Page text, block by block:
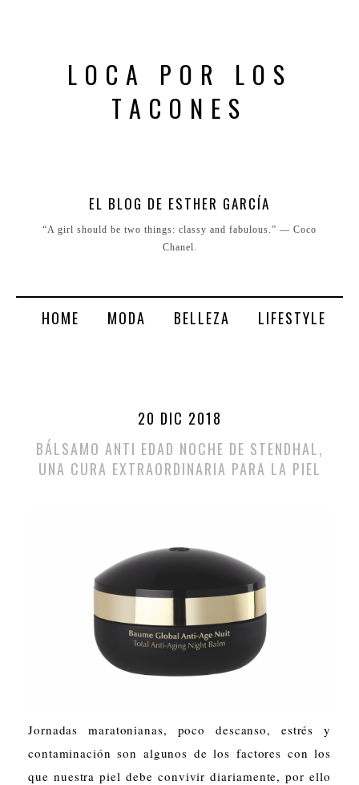
LOCA POR LOS
TACONES
EL BLOG DE ESTHER GARCÍA
“A girl should be two things: classy and fabulous.” ― Coco
Chanel.
HOME MODA BELLEZA LIFESTYLE
20 DIC 2018
BÁLSAMO ANTI EDAD NOCHE DE STENDHAL,
UNA CURA EXTRAORDINARIA PARA LA PIEL
Jornadas maratonianas, poco descanso, estrés y
contaminación son algunos de los factores con los
que nuestra piel debe convivir diariamente, por ello